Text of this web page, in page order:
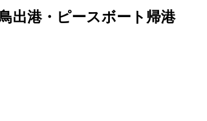
出港・ピースボート帰港